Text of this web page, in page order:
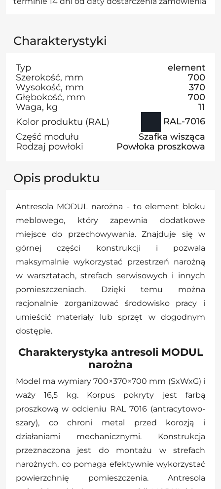
Charakterystyki
Typ
element
Szerokość, mm
700
Wysokość, mm
370
Głębokość, mm
700
Waga, kg
11
Kolor produktu (RAL)
RAL-7016
Część modułu
Szafka wisząca
Rodzaj powłoki
Powłoka proszkowa
Opis produktu
Antresola MODUL narożna - to element bloku
meblowego, który zapewnia dodatkowe
miejsce do przechowywania. Znajduje się w
górnej części konstrukcji i pozwala
maksymalnie wykorzystać przestrzeń narożną
w warsztatach, strefach serwisowych i innych
pomieszczeniach. Dzięki temu można
racjonalnie zorganizować środowisko pracy i
umieścić materiały lub sprzęt w dogodnym
dostępie.
Charakterystyka antresoli MODUL
narożna
Model ma wymiary 700×370×700 mm (SxWxG) i
waży 16,5 kg. Korpus pokryty jest farbą
proszkową w odcieniu RAL 7016 (antracytowo-
szary), co chroni metal przed korozją i
działaniami mechanicznymi. Konstrukcja
przeznaczona jest do montażu w strefach
narożnych, co pomaga efektywnie wykorzystać
powierzchnię pomieszczenia. Antresola